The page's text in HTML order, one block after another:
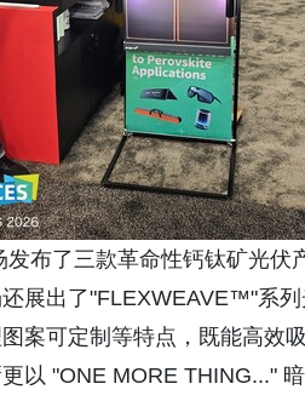
布了三款革命性钙钛矿光伏
展出了"FLEXWEAVE™"系
案可定制等特点，既能高效
以 "ONE MORE THING..."